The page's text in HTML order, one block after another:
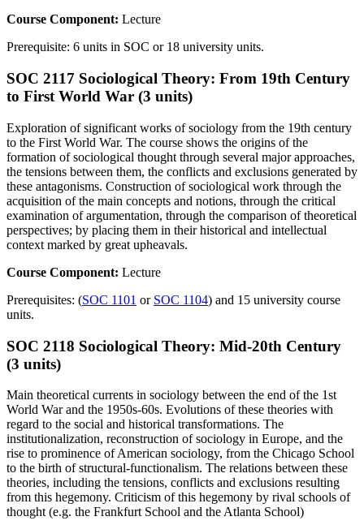
Course Component: Lecture
Prerequisite: 6 units in SOC or 18 university units.
SOC 2117 Sociological Theory: From 19th Century
to First World War (3 units)
Exploration of significant works of sociology from the 19th century
to the First World War. The course shows the origins of the
formation of sociological thought through several major approaches,
the tensions between them, the conflicts and exclusions generated by
these antagonisms. Construction of sociological work through the
acquisition of the main concepts and notions, through the critical
examination of argumentation, through the comparison of theoretical
perspectives; by placing them in their historical and intellectual
context marked by great upheavals.
Course Component: Lecture
Prerequisites: (SOC 1101 or SOC 1104) and 15 university course
units.
SOC 2118 Sociological Theory: Mid-20th Century
(3 units)
Main theoretical currents in sociology between the end of the 1st
World War and the 1950s-60s. Evolutions of these theories with
regard to the social and historical transformations. The
institutionalization, reconstruction of sociology in Europe, and the
rise to prominence of American sociology, from the Chicago School
to the birth of structural-functionalism. The relations between these
theories, including the tensions, conflicts and exclusions resulting
from this hegemony. Criticism of this hegemony by rival schools of
thought (e.g. the Frankfurt School and the Atlanta School)